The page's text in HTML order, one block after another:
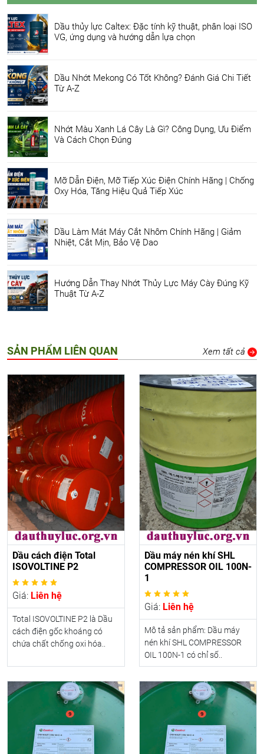
Dầu thủy lực Caltex: Đặc tính kỹ thuật, phân loại ISO
VG, ứng dụng và hướng dẫn lựa chọn
Dầu Nhớt Mekong Có Tốt Không? Đánh Giá Chi Tiết
Từ A-Z
Nhớt Màu Xanh Lá Cây Là Gì? Công Dụng, Ưu Điểm
Và Cách Chọn Đúng
Mỡ Dẫn Điện, Mỡ Tiếp Xúc Điện Chính Hãng | Chống
Oxy Hóa, Tăng Hiệu Quả Tiếp Xúc
Dầu Làm Mát Máy Cắt Nhôm Chính Hãng | Giảm
Nhiệt, Cắt Mịn, Bảo Vệ Dao
Hướng Dẫn Thay Nhớt Thủy Lực Máy Cày Đúng Kỹ
Thuật Từ A-Z
SẢN PHẨM LIÊN QUAN Xem tất cả
Dầu cách điện Total
ISOVOLTINE P2
Giá: Liên hệ
Total ISOVOLTINE P2 là Dầu
cách điện gốc khoáng có
chứa chất chống oxi hóa..
Dầu máy nén khí SHL
COMPRESSOR OIL 100N-
1
Giá: Liên hệ
Mô tả sản phẩm: Dầu máy
nén khí SHL COMPRESSOR
OIL 100N-1 có chỉ số..